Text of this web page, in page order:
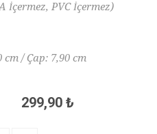
İçermez, PVC İçermez)
/ Çap: 7,90 cm
299,90 ₺